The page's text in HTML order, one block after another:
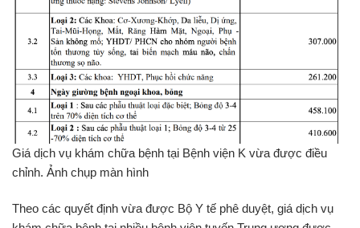
Giá dịch vụ khám chữa bệnh tại Bệnh viện K vừa được điều
chỉnh. Ảnh chụp màn hình
Theo các quyết định vừa được Bộ Y tế phê duyệt, giá dịch vụ